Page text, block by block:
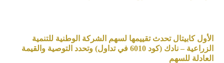
الأول كابيتال تحدث تقييمها لسهم الشركة الوطنية للتنمية
الزراعية – نادك (كود 6010 في تداول) وتحدد التوصية والقيمة
العادلة للسهم